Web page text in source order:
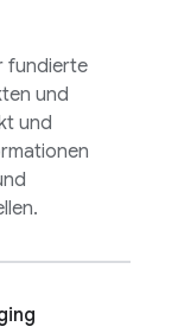
fundierte
und
und